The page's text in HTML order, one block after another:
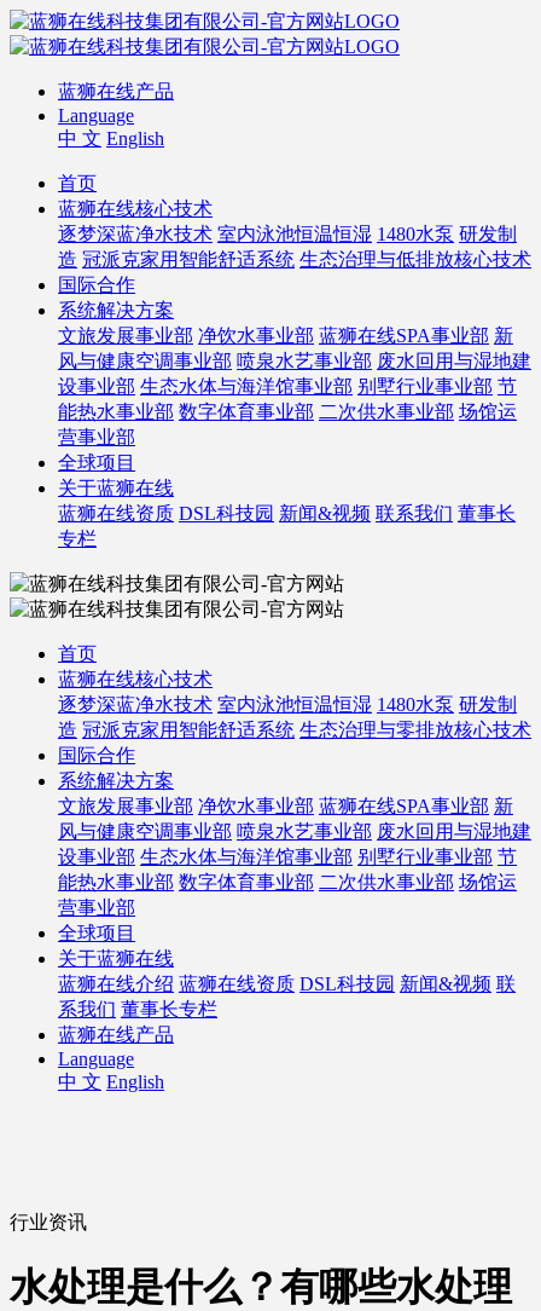
蓝狮在线产品
Language
中 文 English
首页
蓝狮在线核心技术
逐梦深蓝净水技术 室内泳池恒温恒湿 1480水泵 研发制
造 冠派克家用智能舒适系统 生态治理与低排放核心技术
国际合作
系统解决方案
文旅发展事业部 净饮水事业部 蓝狮在线SPA事业部 新
风与健康空调事业部 喷泉水艺事业部 废水回用与湿地建
设事业部 生态水体与海洋馆事业部 别墅行业事业部 节
能热水事业部 数字体育事业部 二次供水事业部 场馆运
营事业部
全球项目
关于蓝狮在线
蓝狮在线资质 DSL科技园 新闻&视频 联系我们 董事长
专栏
首页
蓝狮在线核心技术
逐梦深蓝净水技术 室内泳池恒温恒湿 1480水泵 研发制
造 冠派克家用智能舒适系统 生态治理与零排放核心技术
国际合作
系统解决方案
文旅发展事业部 净饮水事业部 蓝狮在线SPA事业部 新
风与健康空调事业部 喷泉水艺事业部 废水回用与湿地建
设事业部 生态水体与海洋馆事业部 别墅行业事业部 节
能热水事业部 数字体育事业部 二次供水事业部 场馆运
营事业部
全球项目
关于蓝狮在线
蓝狮在线介绍 蓝狮在线资质 DSL科技园 新闻&视频 联
系我们 董事长专栏
蓝狮在线产品
Language
中 文 English
行业资讯
水处理是什么？有哪些水处理